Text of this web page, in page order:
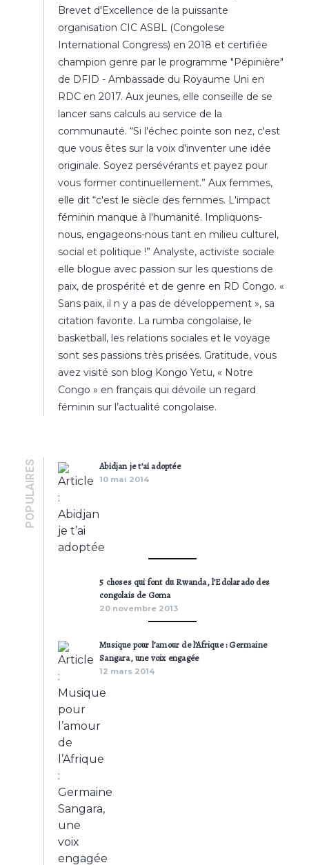
Brevet d'Excellence de la puissante
organisation CIC ASBL (Congolese
International Congress) en 2018 et certifiée
champion genre par le programme "Pépinière"
de DFID - Ambassade du Royaume Uni en
RDC en 2017. Aux jeunes, elle conseille de se
lancer sans calculs au service de la
communauté. “Si l'échec pointe son nez, c'est
que vous êtes sur la voix d'inventer une idée
originale. Soyez persévérants et payez pour
vous former continuellement.” Aux femmes,
elle dit “c'est le siècle des femmes. L'impact
féminin manque à l'humanité. Impliquons-
nous, engageons-nous tant en milieu culturel,
social et politique !” Analyste, activiste sociale
elle blogue avec passion sur les questions de
paix, de prospérité et de genre en RD Congo. «
Sans paix, il n y a pas de développement », sa
citation favorite. La rumba congolaise, le
basketball, les relations sociales et le voyage
sont ses passions très prisées. Gratitude, vous
avez visité son blog Kongo Yetu, « Notre
Congo » en français qui dévoile un regard
féminin sur l’actualité congolaise.
POPULAIRES Abidjan je t’ai adoptée
10 mai 2014
5 choses qui font du Rwanda, l’Edolarado des
congolais de Goma
20 novembre 2013
Musique pour l’amour de l’Afrique : Germaine
Sangara, une voix engagée
12 mars 2014